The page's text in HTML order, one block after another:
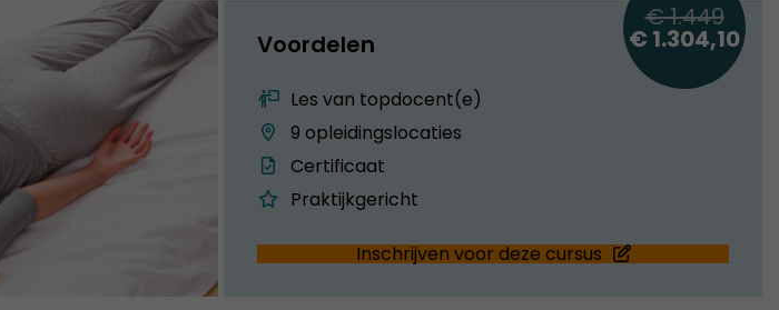
Voordelen
€ 1.449
€ 1.304,10
Les van topdocent(e)
9 opleidingslocaties
Certificaat
Praktijkgericht
Inschrijven voor deze cursus